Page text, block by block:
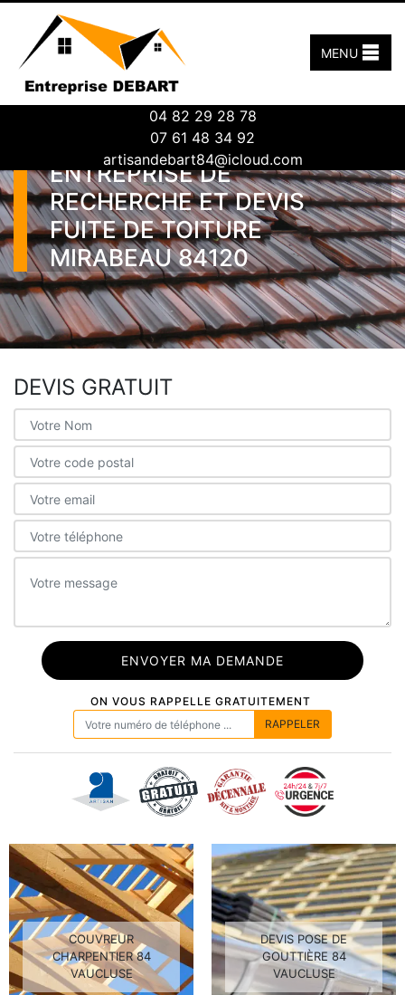
04 82 29 28 78
07 61 48 34 92
artisandebart84@icloud.com
MENU
ENTREPRISE DE
RECHERCHE ET DEVIS
FUITE DE TOITURE
MIRABEAU 84120
DEVIS GRATUIT
ON VOUS RAPPELLE GRATUITEMENT
COUVREUR
CHARPENTIER 84
VAUCLUSE
DEVIS POSE DE
GOUTTIÈRE 84
VAUCLUSE